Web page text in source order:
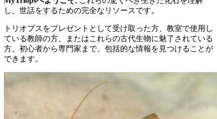
し、世話をするための完全なリソースです。
トリオプスをプレゼントとして受け取った方、教室で使用し
ている教師の方、またはこれらの古代生物に魅了されている
方、初心者から専門家まで、包括的な情報を見つけることが
できます。